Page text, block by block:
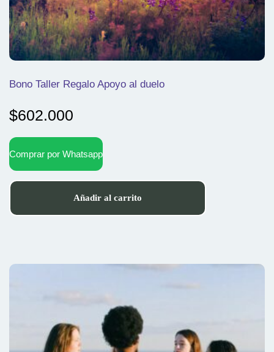
Bono Taller Regalo Apoyo al duelo
$602.000
Comprar por Whatsapp
Añadir al carrito